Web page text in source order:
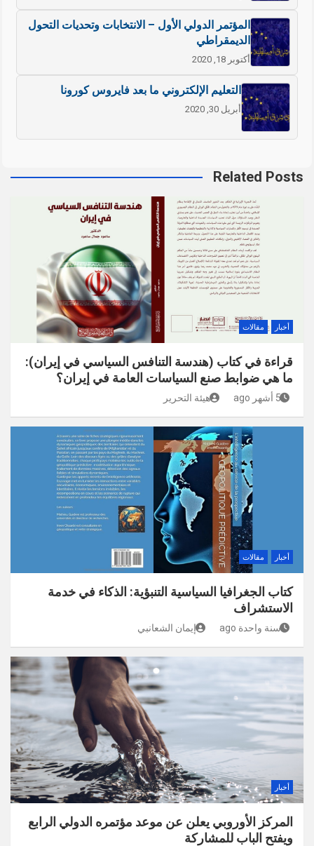
المؤتمر الدولي الأول – الانتخابات وتحديات التحول
الديمقراطي
أكتوبر 18, 2020
التعليم الإلكتروني ما بعد فايروس كورونا
أبريل 30, 2020
Related Posts
أخبار مقالات
قراءة في كتاب (هندسة التنافس السياسي في إيران):
ما هي ضوابط صنع السياسات العامة في إيران؟
5 أشهر ago هيئة التحرير
أخبار مقالات
كتاب الجغرافيا السياسية التنبؤية: الذكاء في خدمة
الاستشراف
سنة واحدة ago إيمان الشعانبي
أخبار
المركز الأوروبي يعلن عن موعد مؤتمره الدولي الرابع
ويفتح الباب للمشاركة